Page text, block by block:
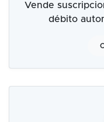
Vende
débito